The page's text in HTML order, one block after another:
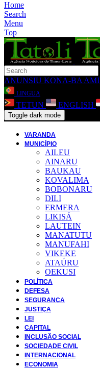
Home
Search
Menu
Top
ANUNSIU KONA-BA AMI
LINGUA
TETUN ENGLISH
Toggle dark mode
VARANDA
MUNICÍPIO
AILEU
AINARU
BAUKAU
KOVALIMA
BOBONARU
DILI
ERMERA
LIKISÁ
LAUTEIN
MANATUTU
MANUFAHI
VIKEKE
ATAÚRU
OEKUSI
POLÍTICA
DEFESA
SEGURANÇA
JUSTIÇA
LEI
CAPITAL
INCLUSÃO SOCIAL
SOCIEDADE CIVIL
INTERNACIONAL
ECONOMIA